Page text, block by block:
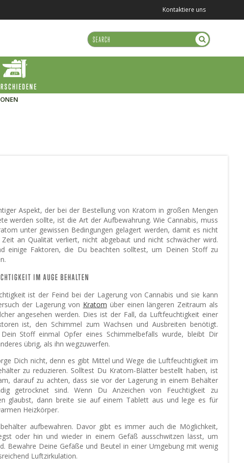
Kontaktiere uns
Aspekt, der bei der Bestellung von Kratom in großen Mengen
werden sollte, ist die Art der Aufbewahrung. Wie Cannabis, muss
unter gewissen Bedingungen gelagert werden, damit es nicht
an Qualität verliert, nicht abgebaut und nicht schwächer wird.
einige Faktoren, die Du beachten solltest, um Deinen Stoff zu
IM AUGE BEHALTEN
ist der Feind bei der Lagerung von Cannabis und sie kann
der Lagerung von Kratom über einen längeren Zeitraum als
angesehen werden. Dies ist der Fall, da Luftfeuchtigkeit einer
ist, den Schimmel zum Wachsen und Ausbreiten benötigt.
Dein Stoff einmal Opfer eines Schimmelbefalls wurde, bleibt Dir
übrig, als ihn wegzuwerfen.
Dich nicht, denn es gibt Mittel und Wege die Luftfeuchtigkeit im
zu reduzieren. Solltest Du Kratom-Blätter bestellt haben, ist
darauf zu achten, dass sie vor der Lagerung in einem Behälter
getrocknet sind. Wenn Du Anzeichen von Feuchtigkeit zu
glaubst, dann breite sie auf einem Tablett aus und lege es für
Heizkörper.
aufbewahren. Davor gibt es immer auch die Möglichkeit,
oder hin und wieder in einem Gefäß ausschwitzen lässt, um
Bewahre Deine Gefäße und Beutel in einer Umgebung mit wenig
Luftzirkulation.